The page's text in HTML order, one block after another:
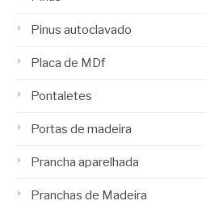
Pinus autoclavado
Placa de MDf
Pontaletes
Portas de madeira
Prancha aparelhada
Pranchas de Madeira